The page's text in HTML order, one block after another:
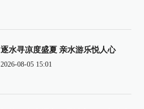
逐水寻凉度盛夏 亲水游乐悦人心
2026-08-05 15:01